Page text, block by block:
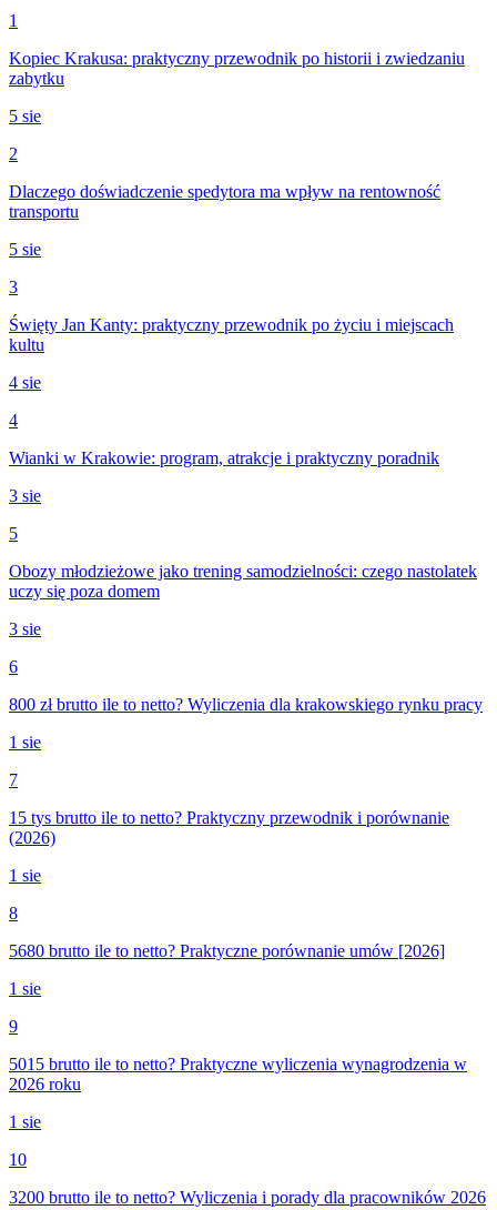
1
Kopiec Krakusa: praktyczny przewodnik po historii i zwiedzaniu
zabytku
5 sie
2
Dlaczego doświadczenie spedytora ma wpływ na rentowność
transportu
5 sie
3
Święty Jan Kanty: praktyczny przewodnik po życiu i miejscach
kultu
4 sie
4
Wianki w Krakowie: program, atrakcje i praktyczny poradnik
3 sie
5
Obozy młodzieżowe jako trening samodzielności: czego nastolatek
uczy się poza domem
3 sie
6
800 zł brutto ile to netto? Wyliczenia dla krakowskiego rynku pracy
1 sie
7
15 tys brutto ile to netto? Praktyczny przewodnik i porównanie
(2026)
1 sie
8
5680 brutto ile to netto? Praktyczne porównanie umów [2026]
1 sie
9
5015 brutto ile to netto? Praktyczne wyliczenia wynagrodzenia w
2026 roku
1 sie
10
3200 brutto ile to netto? Wyliczenia i porady dla pracowników 2026